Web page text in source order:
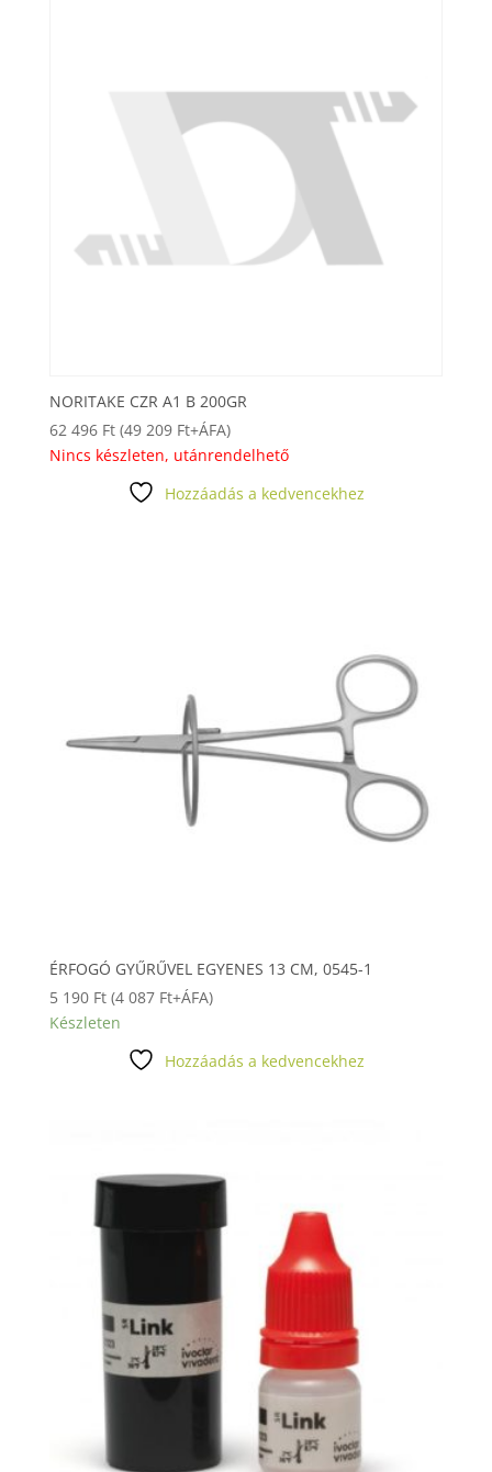
NORITAKE CZR A1 B 200GR
62 496 Ft (49 209 Ft+ÁFA)
Nincs készleten, utánrendelhető
Hozzáadás a kedvencekhez
ÉRFOGÓ GYŰRŰVEL EGYENES 13 CM, 0545-1
5 190 Ft (4 087 Ft+ÁFA)
Készleten
Hozzáadás a kedvencekhez